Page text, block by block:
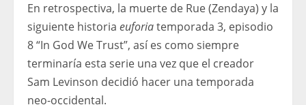
En retrospectiva, la muerte de Rue (Zendaya) y la
siguiente historia euforiatemporada 3, episodio
8 “In God We Trust”, así es como siempre
terminaría esta serie una vez que el creador
Sam Levinson decidió hacer una temporada
neo-occidental.